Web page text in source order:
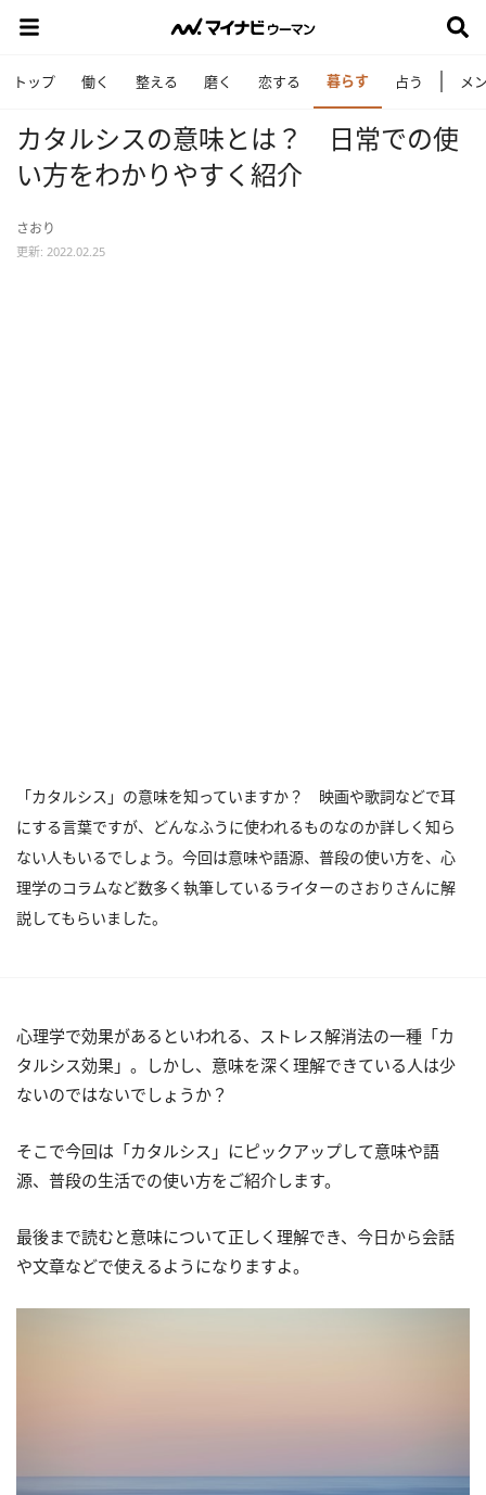
トップ 働く 整える 磨く 恋する 暮らす 占う メ
カタルシスの意味とは？ 日常での使
い方をわかりやすく紹介
さおり
更新: 2022.02.25
「カタルシス」の意味を知っていますか？ 映画や歌詞などで耳
にする言葉ですが、どんなふうに使われるものなのか詳しく知ら
ない人もいるでしょう。今回は意味や語源、普段の使い方を、心
理学のコラムなど数多く執筆しているライターのさおりさんに解
説してもらいました。
心理学で効果があるといわれる、ストレス解消法の一種「カ
タルシス効果」。しかし、意味を深く理解できている人は少
ないのではないでしょうか？
そこで今回は「カタルシス」にピックアップして意味や語
源、普段の生活での使い方をご紹介します。
最後まで読むと意味について正しく理解でき、今日から会話
や文章などで使えるようになりますよ。